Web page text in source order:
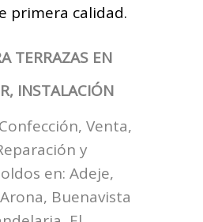
primera calidad.
TERRAZAS EN
INSTALACIÓN
Venta,
y
en: Adeje,
Buenavista